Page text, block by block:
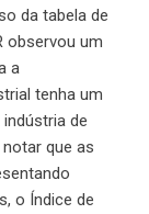
da tabela de
observou um
a
tenha um
de
que as
o Índice de